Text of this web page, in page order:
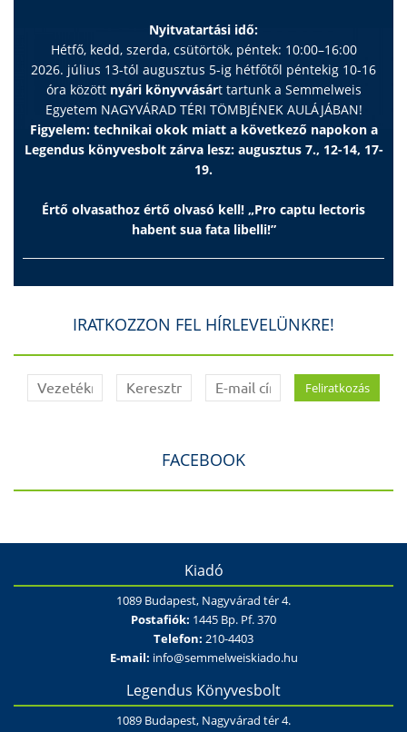
Nyitvatartási idő:
Hétfő, kedd, szerda, csütörtök, péntek: 10:00–16:00
2026. július 13-tól augusztus 5-ig hétfőtől péntekig 10-16
óra között nyári könyvvásárt tartunk a Semmelweis
Egyetem NAGYVÁRAD TÉRI TÖMBJÉNEK AULÁJÁBAN!
Figyelem: technikai okok miatt a következő napokon a
Legendus könyvesbolt zárva lesz: augusztus 7., 12-14, 17-
19.
Értő olvasathoz értő olvasó kell! „Pro captu lectoris
habent sua fata libelli!”
IRATKOZZON FEL HÍRLEVELÜNKRE!
FACEBOOK
Kiadó
1089 Budapest, Nagyvárad tér 4.
Postafiók: 1445 Bp. Pf. 370
Telefon: 210-4403
E-mail: info@semmelweiskiado.hu
Legendus Könyvesbolt
1089 Budapest, Nagyvárad tér 4.